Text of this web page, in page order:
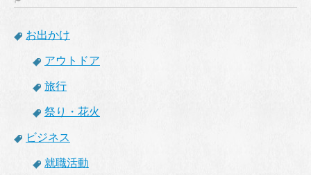
お出かけ
アウトドア
旅行
祭り・花火
ビジネス
就職活動